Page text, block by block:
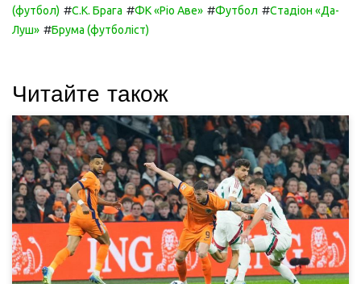
(футбол) #С.К. Брага #ФК «Ріо Аве» #Футбол #Стадіон «Да-
Луш» #Брума (футболіст)
Читайте також